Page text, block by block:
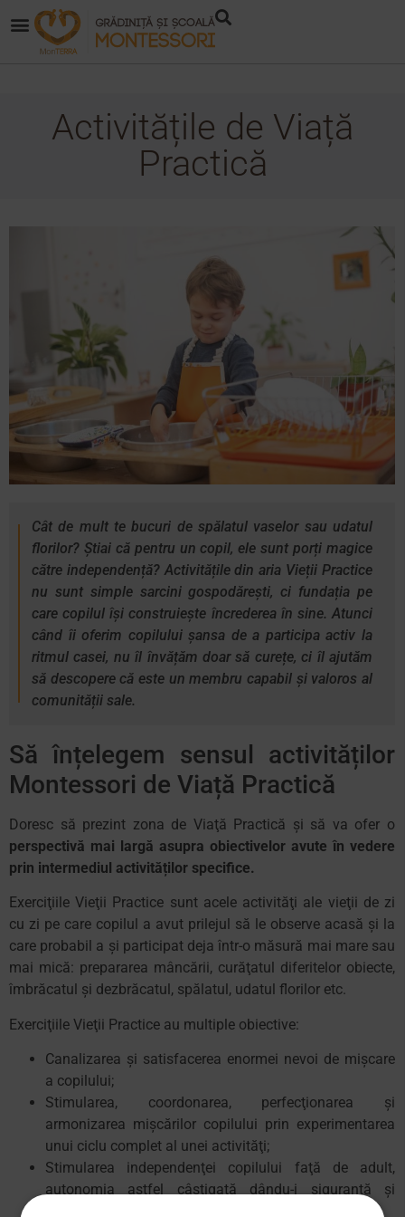
Activitățile de Viață
Practică
Cât de mult te bucuri de spălatul vaselor sau udatul
florilor? Știai că pentru un copil, ele sunt porți magice
către independență? Activitățile din aria Vieții Practice
nu sunt simple sarcini gospodărești, ci fundația pe
care copilul își construiește încrederea în sine. Atunci
când îi oferim copilului șansa de a participa activ la
ritmul casei, nu îl învățăm doar să curețe, ci îl ajutăm
să descopere că este un membru capabil și valoros al
comunității sale.
Să înțelegem sensul activităților
Montessori de Viață Practică
Doresc să prezint zona de Viaţă Practică şi să va ofer o
perspectivă mai largă asupra obiectivelor avute în vedere
prin intermediul activităților specifice.
Exerciţiile Vieţii Practice sunt acele activităţi ale vieţii de zi
cu zi pe care copilul a avut prilejul să le observe acasă şi la
care probabil a şi participat deja într-o măsură mai mare sau
mai mică: prepararea mâncării, curăţatul diferitelor obiecte,
îmbrăcatul şi dezbrăcatul, spălatul, udatul florilor etc.
Exerciţiile Vieţii Practice au multiple obiective:
Canalizarea şi satisfacerea enormei nevoi de mişcare
a copilului;
Stimularea, coordonarea, perfecţionarea şi
armonizarea mişcărilor copilului prin experimentarea
unui ciclu complet al unei activităţi;
Stimularea independenţei copilului faţă de adult,
autonomia astfel câştigată dându-i siguranţă şi